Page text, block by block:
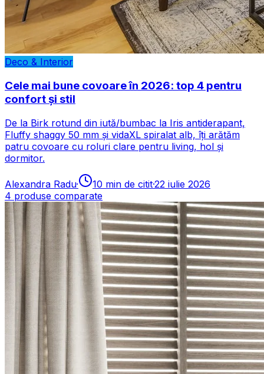
Deco & Interior
Cele mai bune covoare în 2026: top 4 pentru
confort și stil
De la Birk rotund din iută/bumbac la Iris antiderapant,
Fluffy shaggy 50 mm și vidaXL spiralat alb, îți arătăm
patru covoare cu roluri clare pentru living, hol și
dormitor.
Alexandra Radu· 10 min de citit·22 iulie 2026
4 produse comparate